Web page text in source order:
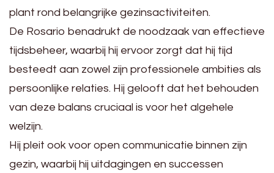
plant rond belangrijke gezinsactiviteiten.
De Rosario benadrukt de noodzaak van effectieve
tijdsbeheer, waarbij hij ervoor zorgt dat hij tijd
besteedt aan zowel zijn professionele ambities als
persoonlijke relaties. Hij gelooft dat het behouden
van deze balans cruciaal is voor het algehele
welzijn.
Hij pleit ook voor open communicatie binnen zijn
gezin, waarbij hij uitdagingen en successen